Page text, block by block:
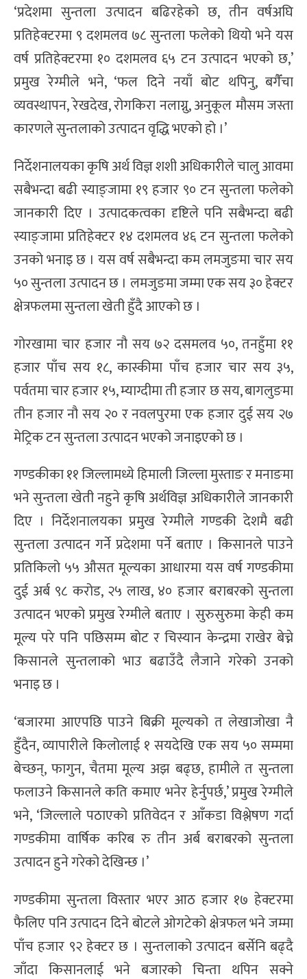
‘प्रदेशमा सुन्तला उत्पादन बढिरहेको छ, तीन वर्षअघि
प्रतिहेक्टरमा ९ दशमलव ७८ सुन्तला फलेको थियो भने यस
वर्ष प्रतिहेक्टरमा १० दशमलव ६५ टन उत्पादन भएको छ,’
प्रमुख रेग्मीले भने, ‘फल दिने नयाँ बोट थपिनु, बगैँचा
व्यवस्थापन, रेखदेख, रोगकिरा नलाग्नु, अनुकूल मौसम जस्ता
कारणले सुन्तलाको उत्पादन वृद्धि भएको हो ।’
निर्देशनालयका कृषि अर्थ विज्ञ शशी अधिकारीले चालु आवमा
सबैभन्दा बढी स्याङ्जामा १९ हजार ९० टन सुन्तला फलेको
जानकारी दिए । उत्पादकत्वका दृष्टिले पनि सबैभन्दा बढी
स्याङ्जामा प्रतिहेक्टर १४ दशमलव ४६ टन सुन्तला फलेको
उनको भनाइ छ । यस वर्ष सबैभन्दा कम लमजुङमा चार सय
५० सुन्तला उत्पादन छ । लमजुङमा जम्मा एक सय ३० हेक्टर
क्षेत्रफलमा सुन्तला खेती हुँदै आएको छ ।
गोरखामा चार हजार नौ सय ७२ दसमलव ५०, तनहुँमा ११
हजार पाँच सय १८, कास्कीमा पाँच हजार चार सय ३५,
पर्वतमा चार हजार १५, म्याग्दीमा ती हजार छ सय, बागलुङमा
तीन हजार नौ सय २० र नवलपुरमा एक हजार दुई सय २७
मेट्रिक टन सुन्तला उत्पादन भएको जनाइएको छ ।
गण्डकीका ११ जिल्लामध्ये हिमाली जिल्ला मुस्ताङ र मनाङमा
भने सुन्तला खेती नहुने कृषि अर्थविज्ञ अधिकारीले जानकारी
दिए । निर्देशनालयका प्रमुख रेग्मीले गण्डकी देशमै बढी
सुन्तला उत्पादन गर्ने प्रदेशमा पर्ने बताए । किसानले पाउने
प्रतिकिलो ५५ औसत मूल्यका आधारमा यस वर्ष गण्डकीमा
दुई अर्ब ९८ करोड, २५ लाख, ४० हजार बराबरको सुन्तला
उत्पादन भएको प्रमुख रेग्मीले बताए । सुरुसुरुमा केही कम
मूल्य परे पनि पछिसम्म बोट र चिस्यान केन्द्रमा राखेर बेच्ने
किसानले सुन्तलाको भाउ बढाउँदै लैजाने गरेको उनको
भनाइ छ ।
‘बजारमा आएपछि पाउने बिक्री मूल्यको त लेखाजोखा नै
हुँदैन, व्यापारीले किलोलाई १ सयदेखि एक सय ५० सम्ममा
बेच्छन्, फागुन, चैतमा मूल्य अझ बढ्छ, हामीले त सुन्तला
फलाउने किसानले कति कमाए भनेर हेर्नुपर्छ,’ प्रमुख रेग्मीले
भने, ‘जिल्लाले पठाएको प्रतिवेदन र आँकडा विश्लेषण गर्दा
गण्डकीमा वार्षिक करिब रु तीन अर्ब बराबरको सुन्तला
उत्पादन हुने गरेको देखिन्छ ।’
गण्डकीमा सुन्तला विस्तार भएर आठ हजार १७ हेक्टरमा
फैलिए पनि उत्पादन दिने बोटले ओगटेको क्षेत्रफल भने जम्मा
पाँच हजार ९२ हेक्टर छ । सुन्तलाको उत्पादन बर्सेनि बढ्दै
जाँदा किसानलाई भने बजारको चिन्ता थपिन सक्ने